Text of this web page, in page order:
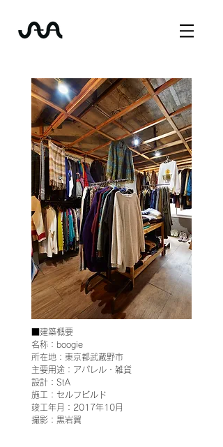
■建築概要
名称：boogie
所在地：東京都武蔵野市
主要用途：アパレル・雑貨
設計：StA
施工：セルフビルド
竣工年月：2017年10月
撮影：黒岩翼